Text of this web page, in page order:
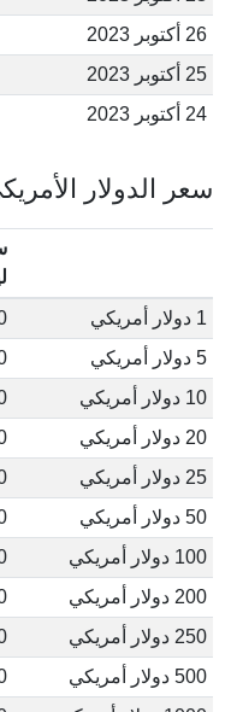
26 أكتوبر 2023
25 أكتوبر 2023
24 أكتوبر 2023
سعر الدولار
1 دولار أمريكي
5 دولار أمريكي
10 دولار أمريكي
20 دولار أمريكي
25 دولار أمريكي
50 دولار أمريكي
100 دولار أمريكي
200 دولار أمريكي
250 دولار أمريكي
500 دولار أمريكي